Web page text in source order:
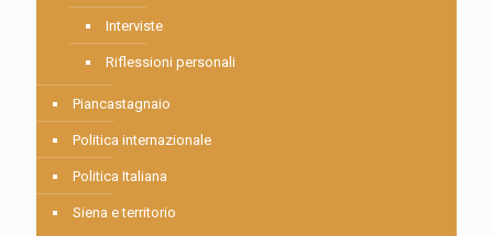
Interviste
Riflessioni personali
Piancastagnaio
Politica internazionale
Politica Italiana
Siena e territorio